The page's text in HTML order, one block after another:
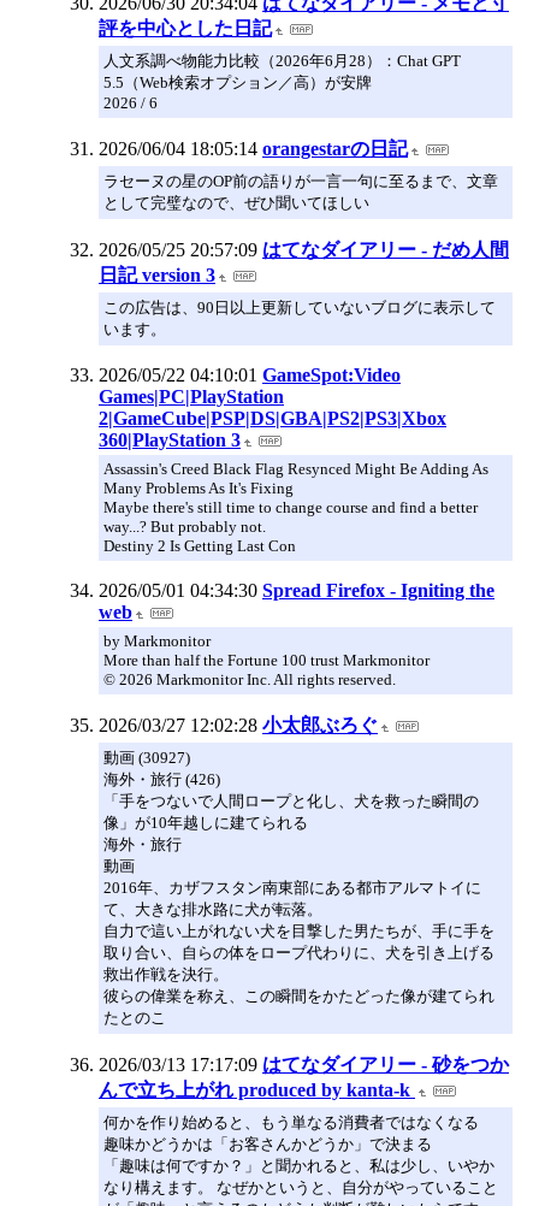
評を中心とした日記
人文系調べ物能力比較（2026年6月28）：Chat GPT
5.5（Web検索オプション／高）が安牌
2026 / 6
2026/06/04 18:05:14 orangestarの日記
ラセーヌの星のOP前の語りが一言一句に至るまで、文章
として完璧なので、ぜひ聞いてほしい
2026/05/25 20:57:09 はてなダイアリー - だめ人間
日記 version 3
この広告は、90日以上更新していないブログに表示して
います。
2026/05/22 04:10:01 GameSpot:Video
Games|PC|PlayStation
2|GameCube|PSP|DS|GBA|PS2|PS3|Xbox
360|PlayStation 3
Assassin's Creed Black Flag Resynced Might Be Adding As
Many Problems As It's Fixing
Maybe there's still time to change course and find a better
way...? But probably not.
Destiny 2 Is Getting Last Con
2026/05/01 04:34:30 Spread Firefox - Igniting the
web
by Markmonitor
More than half the Fortune 100 trust Markmonitor
© 2026 Markmonitor Inc. All rights reserved.
2026/03/27 12:02:28 小太郎ぶろぐ
動画 (30927)
海外・旅行 (426)
「手をつないで人間ロープと化し、犬を救った瞬間の
像」が10年越しに建てられる
海外・旅行
動画
2016年、カザフスタン南東部にある都市アルマトイに
て、大きな排水路に犬が転落。
自力で這い上がれない犬を目撃した男たちが、手に手を
取り合い、自らの体をロープ代わりに、犬を引き上げる
救出作戦を決行。
彼らの偉業を称え、この瞬間をかたどった像が建てられ
たとのこ
2026/03/13 17:17:09 はてなダイアリー - 砂をつか
んで立ち上がれ produced by kanta-k
何かを作り始めると、もう単なる消費者ではなくなる
趣味かどうかは「お客さんかどうか」で決まる
「趣味は何ですか？」と聞かれると、私は少し、いやか
なり構えます。 なぜかというと、自分がやっていること